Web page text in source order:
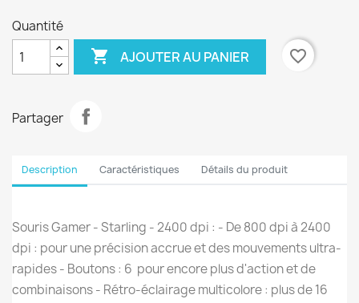
Quantité
 AJOUTER AU PANIER favorite_border
Partager
Description Caractéristiques Détails du produit
Souris Gamer - Starling - 2400 dpi : - De 800 dpi à 2400
dpi : pour une précision accrue et des mouvements ultra-
rapides - Boutons : 6 pour encore plus d'action et de
combinaisons - Rétro-éclairage multicolore : plus de 16